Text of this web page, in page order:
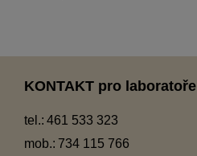
KONTAKT pro laboratoře
tel.: 461 533 323
mob.: 734 115 766